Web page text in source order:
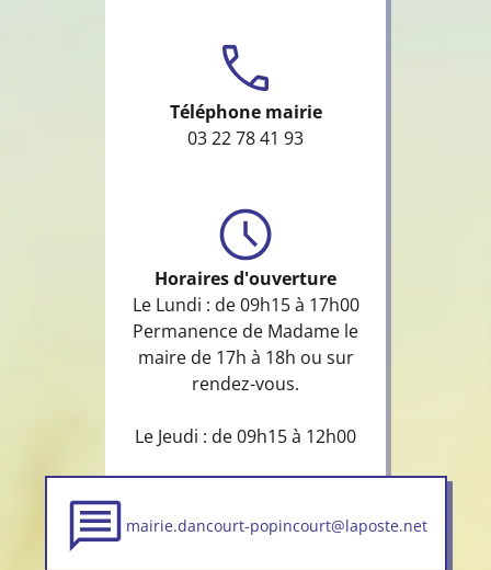
Téléphone mairie
03 22 78 41 93
Horaires d'ouverture
Le Lundi : de 09h15 à 17h00
Permanence de Madame le
maire de 17h à 18h ou sur
rendez-vous.
Le Jeudi : de 09h15 à 12h00
mairie.dancourt-popincourt@laposte.net